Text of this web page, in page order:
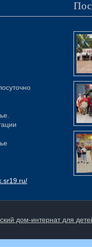
дом-интернат для